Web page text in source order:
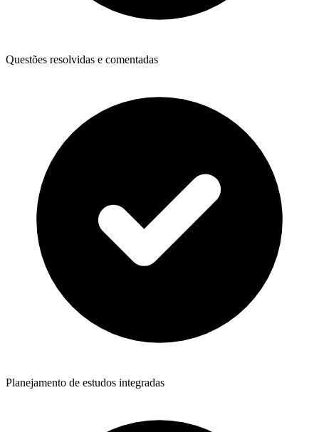
Questões resolvidas e comentadas
Planejamento de estudos integradas